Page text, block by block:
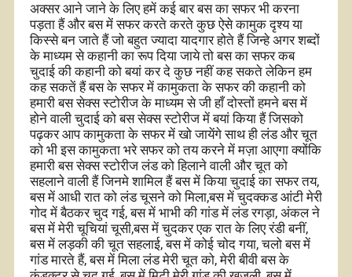
अक्सर आने जाने के लिए हमें कई बार बस का सफर भी करना
पड़ता हैं और बस में सफर करते करते कुछ ऐसे कामुक दृश्य या
किस्से बन जाते हैं जो बहुत ज्यादा यादगार होते हैं जिन्हे अगर शब्दों
के माध्यम से कहानी का रूप दिया जाये तो बस का सफर कब
चुदाई की कहानी को बयां कर दे कुछ नहीं कह सकते लेकिन हम
कह सकतें हैं बस के सफर में कामुकता के सफर की कहानी को
हमारी बस सेक्स स्टोरीज के माध्यम से जी हाँ दोस्तों हमने बस में
होने वाली चुदाई को बस सेक्स स्टोरीज में बयां किया हैं जिसको
पढ़कर आप कामुकता के सफर में खो जायेंगे साथ ही लंड और चूत
को भी इस कामुकता भरे सफर को तय करने में मज़ा आएगा क्योंकि
हमारी बस सेक्स स्टोरीज लंड को हिलाने वाली और चूत को
सहलाने वाली हैं जिनमे शामिल हैं बस में किया चुदाई का सफर तय,
बस में आधी रात को लंड चूसने को मिला,बस में चुदक्कड आंटी मेरी
गोद में बैठकर चुद गई, बस में भाभी की गांड में लंड रगड़ा, अंकल ने
बस में मेरी चूचियां चूसी,बस में चुदकर एक रात के लिए रंडी बनीं,
बस में लड़की की चूत सहलाई, बस में कोई चोद गया, चलो बस में
गांड मारते हैं, बस में मिला लंड मेरी चूत को, मेरी बीवी बस के